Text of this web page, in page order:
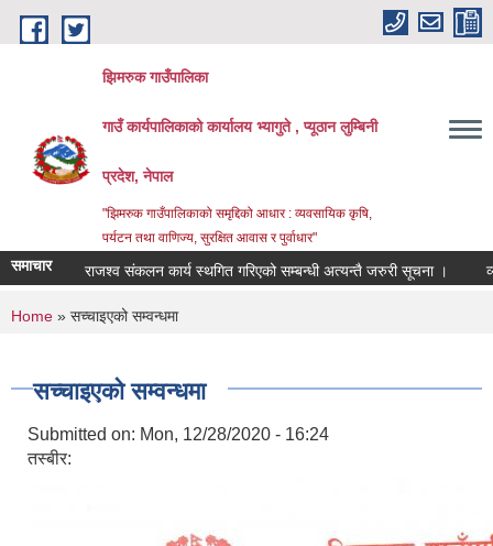
Skip to main content
झिमरुक गाउँपालिका
गाउँ कार्यपालिकाको कार्यालय भ्यागुते , प्यूठान लुम्बिनी
प्रदेश, नेपाल
"झिमरुक गाउँपालिकाको समृद्दिको आधार : व्यवसायिक कृषि,
पर्यटन तथा वाणिज्य, सुरक्षित आवास र पुर्वाधार"
समाचार राजश्व संकलन कार्य स्थगित गरिएको सम्बन्धी अत्यन्तै जरुरी सूचना ।
You are here
Home » सच्चाइएको सम्वन्धमा
सच्चाइएको सम्वन्धमा
Submitted on: Mon, 12/28/2020 - 16:24
तस्बीर: